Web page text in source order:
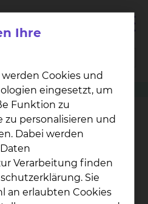
Schlingentisch
Gerätekonstruktion, in
am
Körperabschnitten
Ihre
Cookies und
eingesetzt, um
Funktion zu
zu personalisieren und
Dabei werden
Verarbeitung finden
Sie
an erlaubten Cookies